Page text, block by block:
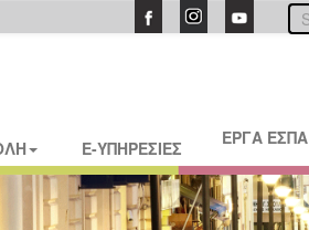
E-ΥΠΗΡΕΣΙΕΣ ΕΡΓΑ ΕΣΠΑ